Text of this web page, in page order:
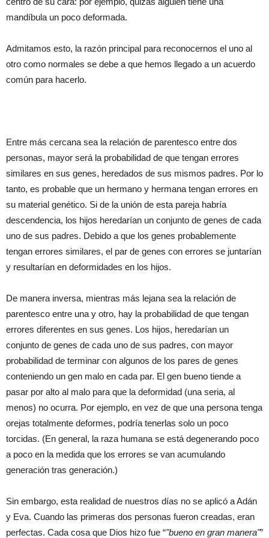
mandíbula un poco deformada.
Admitamos esto, la razón principal para reconocernos el uno al
otro como normales se debe a que hemos llegado a un acuerdo
común para hacerlo.
Entre más cercana sea la relación de parentesco entre dos
personas, mayor será la probabilidad de que tengan errores
similares en sus genes, heredados de sus mismos padres. Por lo
tanto, es probable que un hermano y hermana tengan errores en
su material genético. Si de la unión de esta pareja habría
descendencia, los hijos heredarían un conjunto de genes de cada
uno de sus padres. Debido a que los genes probablemente
tengan errores similares, el par de genes con errores se juntarían
y resultarían en deformidades en los hijos.
De manera inversa, mientras más lejana sea la relación de
parentesco entre una y otro, hay la probabilidad de que tengan
errores diferentes en sus genes. Los hijos, heredarían un
conjunto de genes de cada uno de sus padres, con mayor
probabilidad de terminar con algunos de los pares de genes
conteniendo un gen malo en cada par. El gen bueno tiende a
pasar por alto al malo para que la deformidad (una seria, al
menos) no ocurra. Por ejemplo, en vez de que una persona tenga
orejas totalmente deformes, podría tenerlas solo un poco
torcidas. (En general, la raza humana se está degenerando poco
a poco en la medida que los errores se van acumulando
generación tras generación.)
Sin embargo, esta realidad de nuestros días no se aplicó a Adán
y Eva. Cuando las primeras dos personas fueron creadas, eran
perfectas. Cada cosa que Dios hizo fue “ bueno en gran manera ”